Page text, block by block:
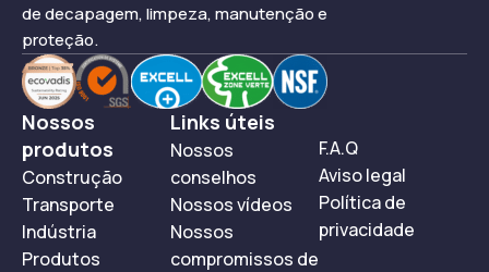
de decapagem, limpeza, manutenção e
proteção.
Nossos
produtos
Construção
Transporte
Indústria
Produtos
Links úteis
Nossos
conselhos
Nossos vídeos
Nossos
compromissos de
F.A.Q
Aviso legal
Política de
privacidade